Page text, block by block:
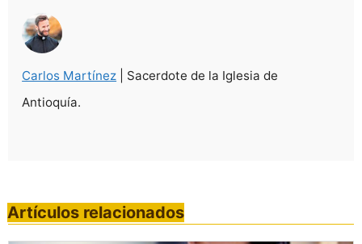
Carlos Martínez | Sacerdote de la Iglesia de
Antioquía.
Artículos relacionados